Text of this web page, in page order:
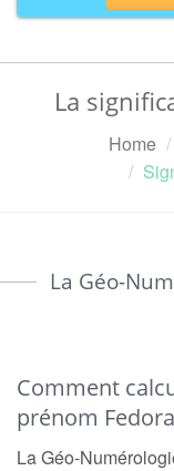
La
Home
La Géo-
Comment
prénom
La Géo-